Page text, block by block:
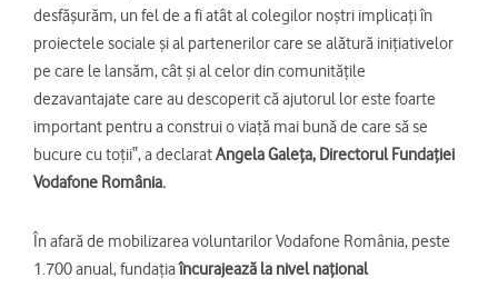
desfășurăm, un fel de a fi atât al colegilor noștri implicați în
proiectele sociale și al partenerilor care se alătură inițiativelor
pe care le lansăm, cât și al celor din comunitățile
dezavantajate care au descoperit că ajutorul lor este foarte
important pentru a construi o viață mai bună de care să se
bucure cu toții‟, a declaratAngela Galeța, Directorul Fundației
Vodafone România.
În afară de mobilizarea voluntarilor Vodafone România, peste
1.700 anual, fundațiaîncurajează la nivel național